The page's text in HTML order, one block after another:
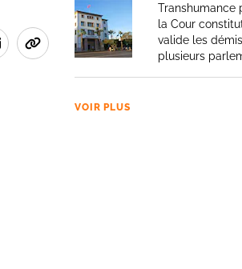
Transhumance
la Cour
valide les
plusieurs
VOIR PLUS